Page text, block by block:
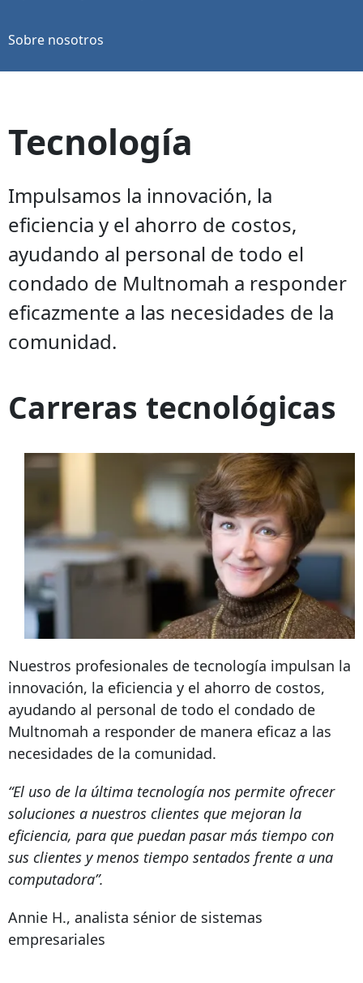
Sobre nosotros
Tecnología
Impulsamos la innovación, la
eficiencia y el ahorro de costos,
ayudando al personal de todo el
condado de Multnomah a responder
eficazmente a las necesidades de la
comunidad.
Carreras tecnológicas
Nuestros profesionales de tecnología impulsan la
innovación, la eficiencia y el ahorro de costos,
ayudando al personal de todo el condado de
Multnomah a responder de manera eficaz a las
necesidades de la comunidad.
“El uso de la última tecnología nos permite ofrecer
soluciones a nuestros clientes que mejoran la
eficiencia, para que puedan pasar más tiempo con
sus clientes y menos tiempo sentados frente a una
computadora”.
Annie H., analista sénior de sistemas
empresariales